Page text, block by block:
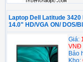
Laptop Dell Latitude 3420
14.0" HD/VGA ON/ DOS/
Giá:
VNĐ
Bảo
Kho: